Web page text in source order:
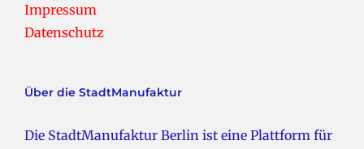
Impressum
Datenschutz
Über die StadtManufaktur
Die StadtManufaktur Berlin ist eine Plattform für